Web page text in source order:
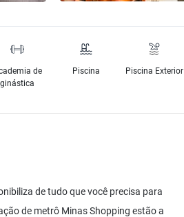
de
ginástica
Piscina Piscina Exterior
de tudo que você precisa para
de metrô Minas Shopping estão a